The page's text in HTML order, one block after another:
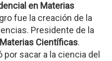
en Materias
fue la creación de la
Presidente de la
Científicas.
sacar a la ciencia del